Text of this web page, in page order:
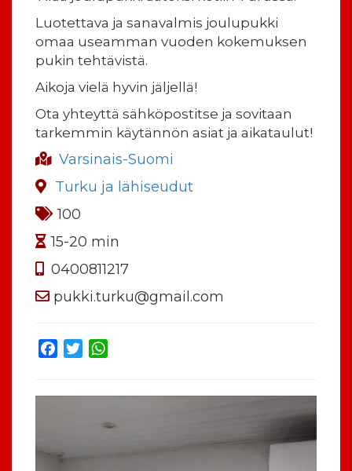
Luotettava ja sanavalmis joulupukki
omaa useamman vuoden kokemuksen
pukin tehtävistä.
Aikoja vielä hyvin jäljellä!
Ota yhteyttä sähköpostitse ja sovitaan
tarkemmin käytännön asiat ja aikataulut!
Varsinais-Suomi
Turku ja lähiseudut
100
15-20 min
0400811217
pukki.turku@gmail.com
Facebook
Twitter